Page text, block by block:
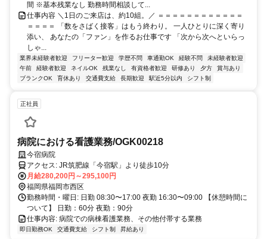
間 ※基本残業なし 勤務時間相談して...
仕事内容 ＼1日のご来店は、約10組。／ ＝＝＝＝＝＝＝＝＝＝＝＝
＝＝＝＝ 「数をさばく接客」はもう終わり。 一人ひとりに深く寄り
添い、 あなたの「ファン」を作るお仕事です 「次から次へといらっ
しゃ...
業界未経験者歓迎 フリーター歓迎 学歴不問 車通勤OK 経験不問
未経験者歓迎
午前
経験者歓迎 ネイルOK 残業なし 有資格者歓迎 研修あり 夕方
賞与あり
ブランクOK
育休あり 交通費支給 長期歓迎 駅近5分以内 シフト制
正社員
病院における看護業務/OGK00218
今宿病院
アクセス: JR筑肥線「今宿駅」より徒歩10分
月給280,200円～295,100円
福岡県福岡市西区
勤務時間・曜日: 日勤 08:30〜17:00 夜勤 16:30〜09:00 【休憩時間に
ついて】 日勤：60分 夜勤：90分
仕事内容: 病院での病棟看護業務、その他付帯する業務
即日勤務OK 交通費支給 シフト制 昇給あり